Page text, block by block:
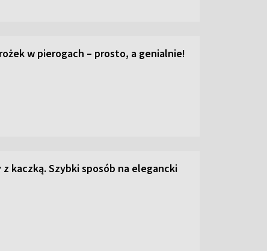
w pierogach – prosto, a genialnie!
z kaczką. Szybki sposób na elegancki